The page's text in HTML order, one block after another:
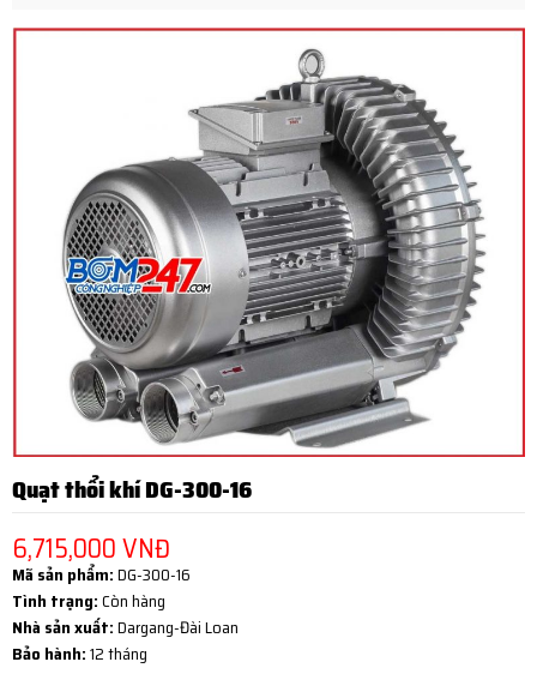
Quạt thổi khí DG-300-16
6,715,000 VNĐ
Mã sản phẩm:DG-300-16
Tình trạng:Còn hàng
Nhà sản xuất:Dargang-Đài Loan
Bảo hành:12 tháng